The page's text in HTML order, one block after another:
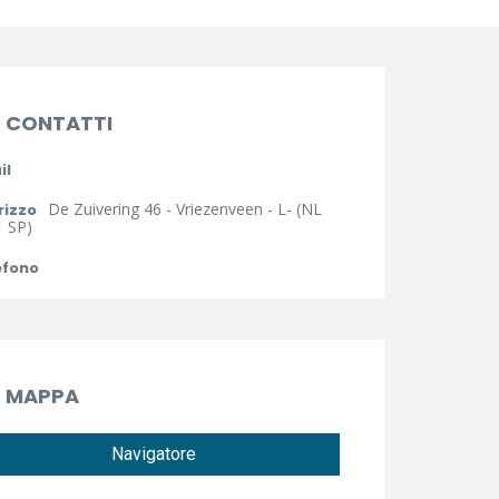
CONTATTI
De Zuivering 46 - Vriezenveen - L- (NL
SP)
MAPPA
Navigatore